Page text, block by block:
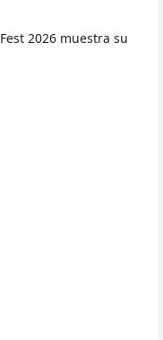
2026 muestra su